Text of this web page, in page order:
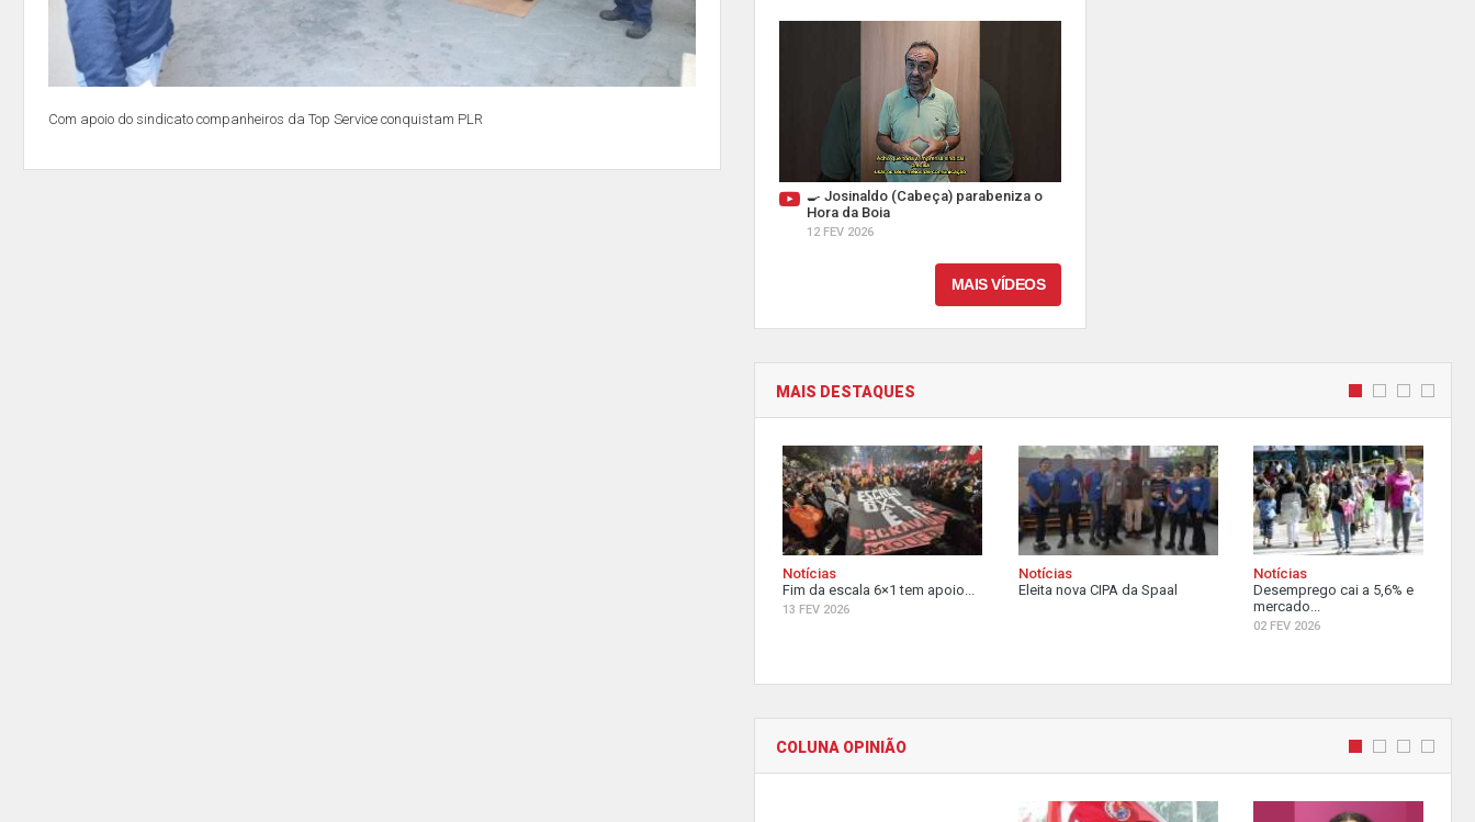
Com apoio do sindicato companheiros da Top Service conquistam PLR
🍳 Josinaldo (Cabeça) parabeniza o
Hora da Boia
12 FEV 2026
MAIS VÍDEOS
MAIS DESTAQUES
Notícias
Fim da escala 6×1 tem apoio...
13 FEV 2026
Notícias
Eleita nova CIPA da Spaal
Notícias
Desemprego cai a 5,6% e
mercado...
02 FEV 2026
COLUNA OPINIÃO